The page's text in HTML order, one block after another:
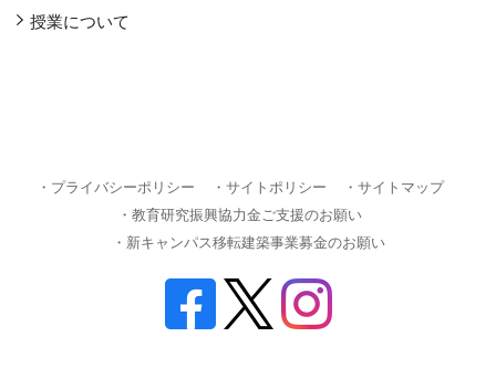
授業について
・プライバシーポリシー ・サイトポリシー
・サイトマップ
・教育研究振興協力金ご支援のお願い
・新キャンパス移転建築事業募金のお願い